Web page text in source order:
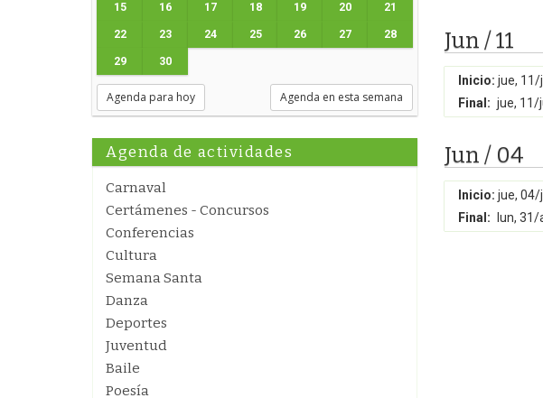
15 16 17 18 19 20 21
22 23 24 25 26 27 28
29 30
Agenda para hoy Agenda en esta semana
Agenda de actividades
Carnaval
Certámenes - Concursos
Conferencias
Cultura
Semana Santa
Danza
Deportes
Juventud
Baile
Poesía
Jun / 11
Inicio: jue, 11/
Final: jue, 11/
Jun / 04
Inicio: jue, 04/
Final:
lun,